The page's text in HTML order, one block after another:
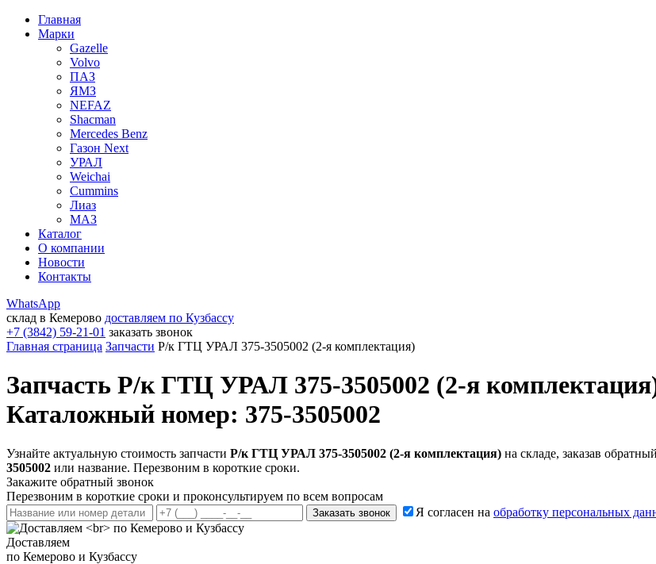
Главная
Марки
Gazelle
Volvo
ПАЗ
ЯМЗ
NEFAZ
Shacman
Mercedes Benz
Газон Next
УРАЛ
Weichai
Cummins
Лиаз
МАЗ
Каталог
О компании
Новости
Контакты
WhatsApp
склад в Кемерово доставляем по Кузбассу
+7 (3842) 59-21-01 заказать звонок
Главная страница Запчасти Р/к ГТЦ УРАЛ 375-3505002 (2-я комплектация)
Запчасть Р/к ГТЦ УРАЛ 375-3505002 (2-я
Каталожный номер: 375-3505002
Узнайте актуальную стоимость запчасти Р/к ГТЦ УРАЛ 375-3505002 (2-я комплектация) на складе, заказав
3505002 или название. Перезвоним в короткие сроки.
Закажите обратный звонок
Перезвоним в короткие сроки и проконсультируем по всем вопросам
Заказать звонок Я согласен на обработку персональных
Доставляем
по Кемерово и Кузбассу